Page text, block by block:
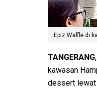
Epiz Waffle di
TANGERANG
kawasan
dessert lewat